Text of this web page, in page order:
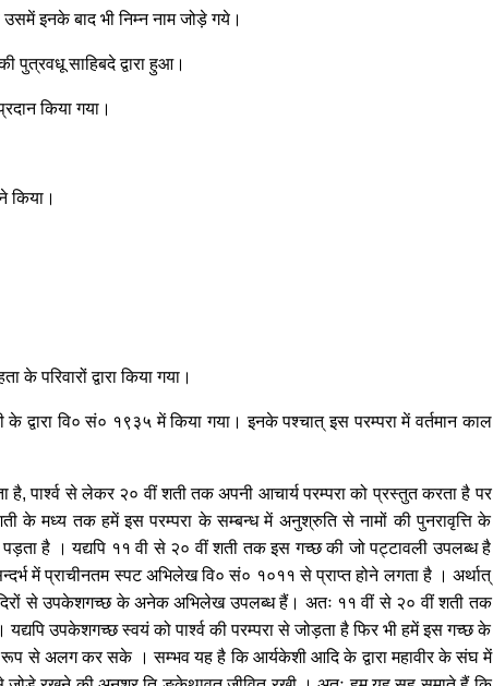
इनके बाद भी निम्न नाम जोड़े गये।
साहिबदे द्वारा हुआ।
किया गया।
किया।
परिवारों द्वारा किया गया।
द्वारा वि० सं० १९३५ में किया गया। इनके पश्चात् इस परम्परा में वर्तमान काल
है, पार्श्व से लेकर २० वीं शती तक अपनी आचार्य परम्परा को प्रस्तुत करता है पर
के मध्य तक हमें इस परम्परा के सम्बन्ध में अनुश्रुति से नामों की पुनरावृत्ति के
पड़ता है । यद्यपि ११ वी से २० वीं शती तक इस गच्छ की जो पट्टावली उपलब्ध है
में प्राचीनतम स्पट अभिलेख वि० सं० १०११ से प्राप्त होने लगता है । अर्थात्
मंदिरों से उपकेशगच्छ के अनेक अभिलेख उपलब्ध हैं। अतः ११ वीं से २० वीं शती तक
यद्यपि उपकेशगच्छ स्वयं को पार्श्व की परम्परा से जोड़ता है फिर भी हमें इस गच्छ के
रूप से अलग कर सके । सम्भव यह है कि आर्यकेशी आदि के द्वारा महावीर के संघ में